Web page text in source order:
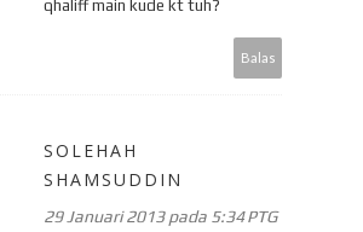
qhaliff main kude kt tuh?
Balas
SOLEHAH
SHAMSUDDIN
29 Januari 2013 pada 5:34 PTG